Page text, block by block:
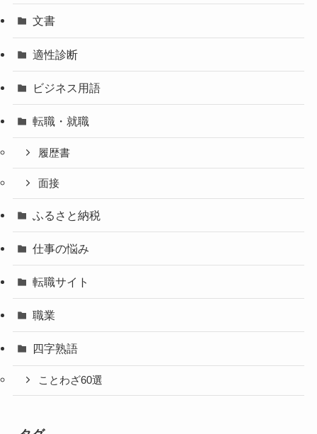
文書
適性診断
ビジネス用語
転職・就職
履歴書
面接
ふるさと納税
仕事の悩み
転職サイト
職業
四字熟語
ことわざ60選